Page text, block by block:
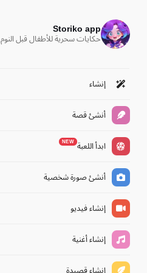
Storiko app
حكايات سحرية للأطفال قبل النوم
إنشاء
أنشئ قصة
ابدأ اللعبة NEW
أنشئ صورة شخصية
إنشاء فيديو
إنشاء أغنية